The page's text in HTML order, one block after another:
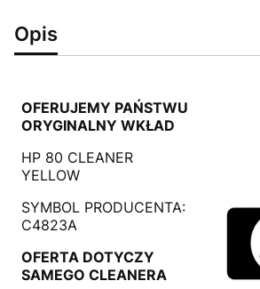
Opis
OFERUJEMY PAŃSTWU
ORYGINALNY WKŁAD
HP 80 CLEANER
YELLOW
SYMBOL PRODUCENTA:
C4823A
OFERTA DOTYCZY
SAMEGO CLEANERA